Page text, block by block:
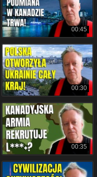
00:45
00:30
00:35